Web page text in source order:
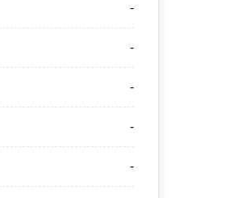
-
-
-
-
-